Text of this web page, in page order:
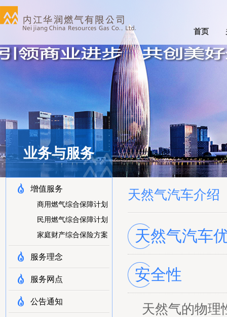
首页
业务与服务
增值服务
商用燃气综合保障计划
民用燃气综合保障计划
家庭财产综合保险方案
服务理念
服务网点
公告通知
天然气汽车介绍
天然气汽车
安全性
天然气的物理